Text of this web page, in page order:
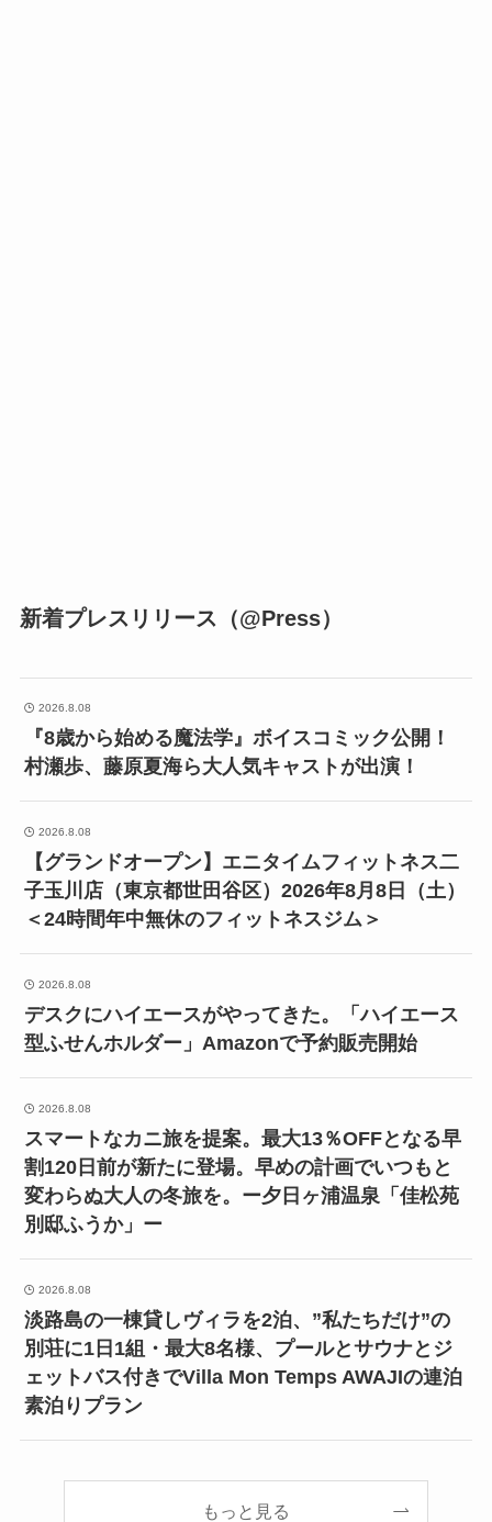
新着プレスリリース（@Press）
2026.8.08
『8歳から始める魔法学』ボイスコミック公開！
村瀬歩、藤原夏海ら大人気キャストが出演！
2026.8.08
【グランドオープン】エニタイムフィットネス二
子玉川店（東京都世田谷区）2026年8月8日（土）
＜24時間年中無休のフィットネスジム＞
2026.8.08
デスクにハイエースがやってきた。「ハイエース
型ふせんホルダー」Amazonで予約販売開始
2026.8.08
スマートなカニ旅を提案。最大13％OFFとなる早
割120日前が新たに登場。早めの計画でいつもと
変わらぬ大人の冬旅を。ー夕日ヶ浦温泉「佳松苑
別邸ふうか」ー
2026.8.08
淡路島の一棟貸しヴィラを2泊、”私たちだけ”の
別荘に1日1組・最大8名様、プールとサウナとジ
ェットバス付きでVilla Mon Temps AWAJIの連泊
素泊りプラン
もっと見る